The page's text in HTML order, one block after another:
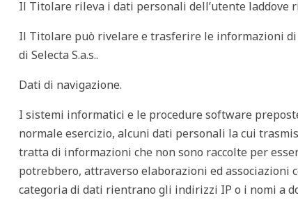
Il Titolare rileva i dati personali dell’utente laddove
Il Titolare può rivelare e trasferire le informazioni
di Selecta S.a.s..
Dati di navigazione.
I sistemi informatici e le procedure software
normale esercizio, alcuni dati personali la cui
tratta di informazioni che non sono raccolte per
potrebbero, attraverso elaborazioni ed
categoria di dati rientrano gli indirizzi IP o i nomi a